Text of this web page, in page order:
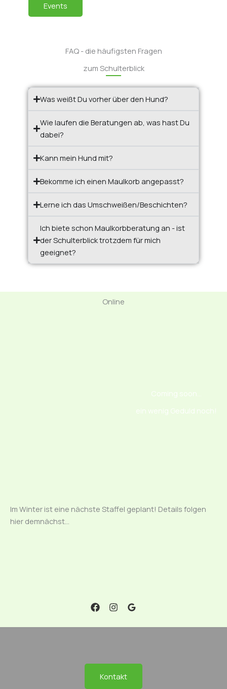
Events
FAQ - die häufigsten Fragen
zum Schulterblick
Was weißt Du vorher über den Hund?
Wie laufen die Beratungen ab, was hast Du
dabei?
Kann mein Hund mit?
Bekomme ich einen Maulkorb angepasst?
Lerne ich das Umschweißen/Beschichten?
Ich biete schon Maulkorbberatung an - ist
der Schulterblick trotzdem für mich
geeignet?
Online
Coming soon...
ein wenig Geduld noch!
Im Winter ist eine nächste Staffel geplant! Details folgen
hier demnächst…
Kontakt